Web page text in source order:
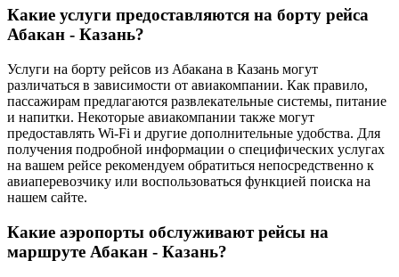
Какие услуги предоставляются на борту рейса
Абакан - Казань?
Услуги на борту рейсов из Абакана в Казань могут
различаться в зависимости от авиакомпании. Как правило,
пассажирам предлагаются развлекательные системы, питание
и напитки. Некоторые авиакомпании также могут
предоставлять Wi-Fi и другие дополнительные удобства. Для
получения подробной информации о специфических услугах
на вашем рейсе рекомендуем обратиться непосредственно к
авиаперевозчику или воспользоваться функцией поиска на
нашем сайте.
Какие аэропорты обслуживают рейсы на
маршруте Абакан - Казань?